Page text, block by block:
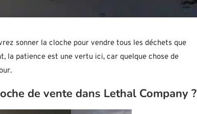
sonner la cloche pour vendre tous les déchets que
la patience est une vertu ici, car quelque chose de
de vente dans Lethal Company ?